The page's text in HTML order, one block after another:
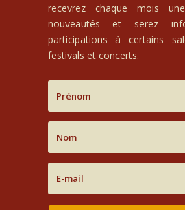
recevrez chaque mois
nouveautés et serez
participations à certains
festivals et concerts.